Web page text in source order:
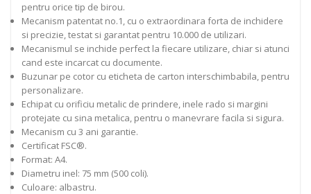
pentru orice tip de birou.
Mecanism patentat no.1, cu o extraordinara forta de inchidere
si precizie, testat si garantat pentru 10.000 de utilizari.
Mecanismul se inchide perfect la fiecare utilizare, chiar si atunci
cand este incarcat cu documente.
Buzunar pe cotor cu eticheta de carton interschimbabila, pentru
personalizare.
Echipat cu orificiu metalic de prindere, inele rado si margini
protejate cu sina metalica, pentru o manevrare facila si sigura.
Mecanism cu 3 ani garantie.
Certificat FSC®.
Format: A4.
Diametru inel: 75 mm (500 coli).
Culoare: albastru.